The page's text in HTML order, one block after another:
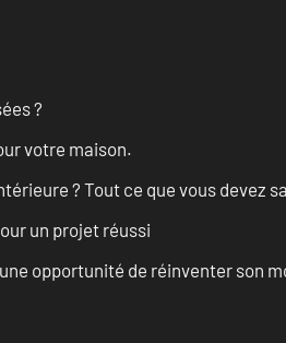
?
votre maison.
? Tout ce que vous devez
un projet réussi
opportunité de réinventer son